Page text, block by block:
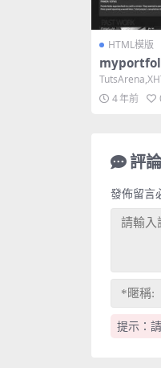
HTML模版
ed Width, ...
4 年前
評
提示：
發佈留言